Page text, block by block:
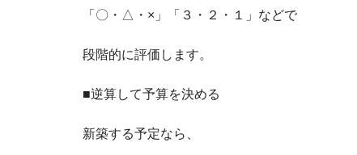
「〇・△・×」「３・２・１」などで
段階的に評価します。
■逆算して予算を決める
新築する予定なら、